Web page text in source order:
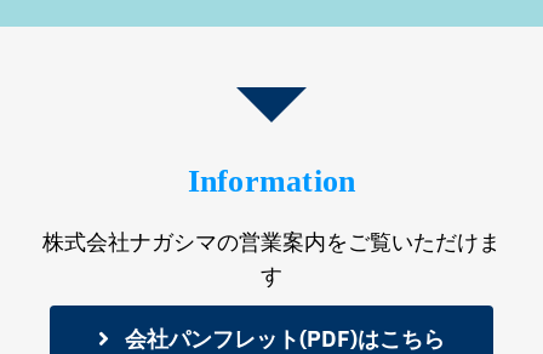
Information
株式会社ナガシマの営業案内をご覧いただけま
す
会社パンフレット(PDF)はこちら